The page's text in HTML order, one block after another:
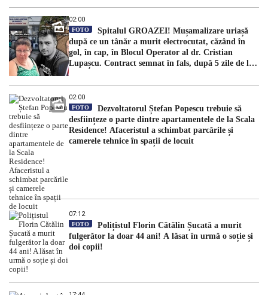
02:00
FOTO
Spitalul GROAZEI! Mușamalizare uriașă
după ce un tânăr a murit electrocutat, căzând în
gol, în cap, în Blocul Operator al dr. Cristian
Lupașcu. Contract semnat în fals, după 5 zile de la
„Sfântul Spiridon”
02:00
FOTO
Dezvoltatorul Ștefan Popescu trebuie să
desființeze o parte dintre apartamentele de la Scala
Residence! Afaceristul a schimbat parcările și
camerele tehnice în spații de locuit
07:12
FOTO
Polițistul Florin Cătălin Șucată a murit
fulgerător la doar 44 ani! A lăsat în urmă o soție și
doi copii!